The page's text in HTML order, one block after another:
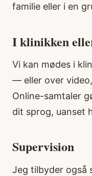
familie eller i en
I klinikken
Vi kan mødes i
— eller over
Online-samtaler
dit sprog, uanset
Supervision
Jeg tilbyder også